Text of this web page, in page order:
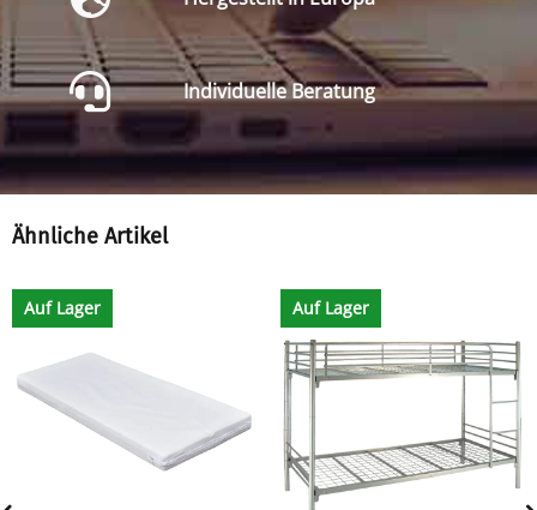
Individuelle Beratung
Ähnliche Artikel
Auf Lager Auf Lager